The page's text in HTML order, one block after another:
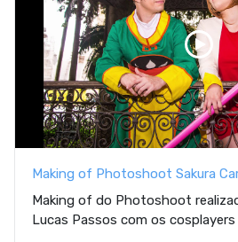
Making of Photoshoot Sakura
Making of do Photoshoot
Lucas Passos com os cosplayers